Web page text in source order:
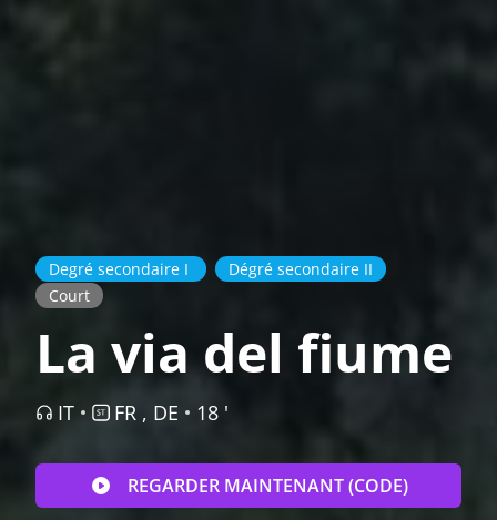
Degré secondaire I
Dégré secondaire II
Court
La via del fiume
IT FR , DE 18 '
REGARDER MAINTENANT (CODE)